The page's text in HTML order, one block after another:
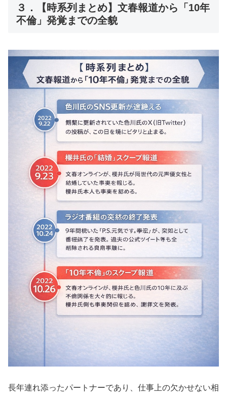
３．【時系列まとめ】文春報道から「10年
不倫」発覚までの全貌
長年連れ添ったパートナーであり、仕事上の欠かせない相